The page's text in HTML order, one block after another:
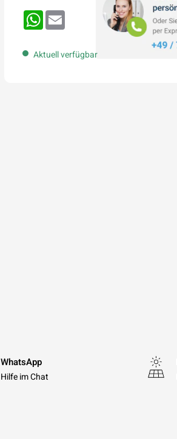
WhatsApp
Aktuell verfügbar
WhatsApp
Hilfe im Chat